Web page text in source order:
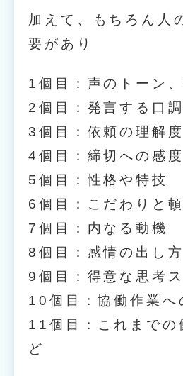
加えて、もちろん人
要があり
1個目：声のトーン
2個目：発言する口
3個目：依頼の理解度
4個目：締切への感度
5個目：性格や特技
6個目：こだわりと頓
7個目：内なる動機
8個目：感情の出し方
9個目：得意な思考
10個目：協働作業へ
11個目：これまで
ど